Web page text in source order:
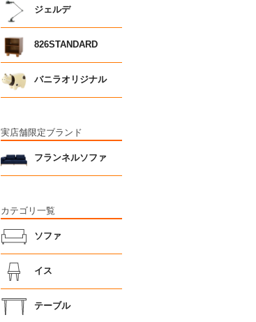
ジェルデ
826STANDARD
バニラオリジナル
実店舗限定ブランド
フランネルソファ
カテゴリ一覧
ソファ
イス
テーブル